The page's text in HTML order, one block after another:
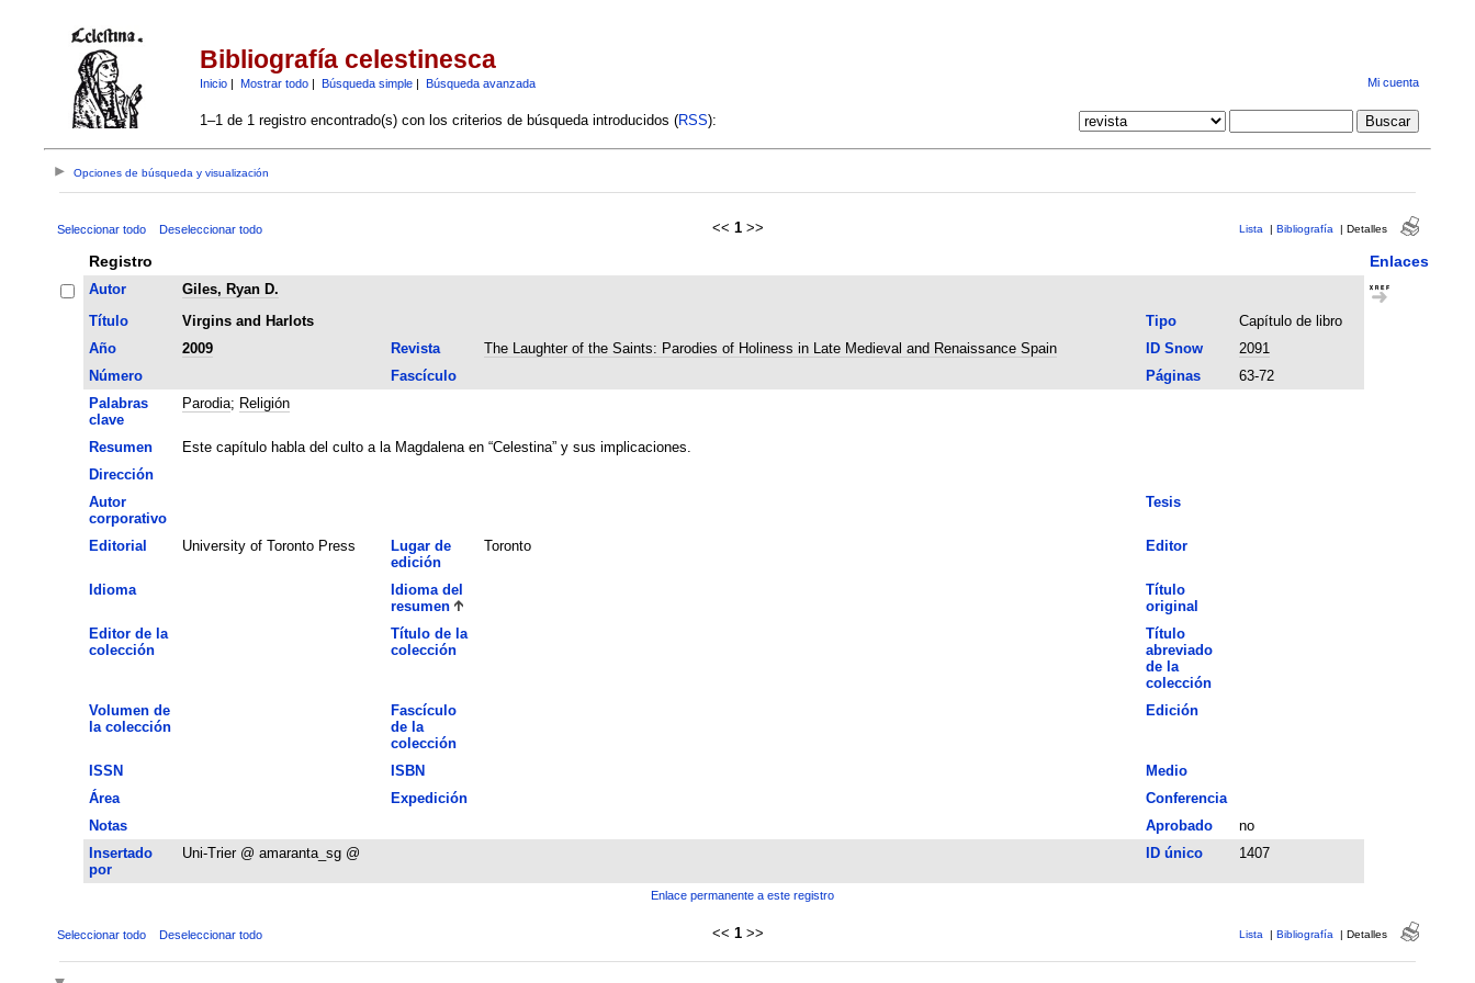
Bibliografía celestinesca
Inicio| Mostrar todo| Búsqueda simple| Búsqueda avanzada Mi cuenta
1–1 de 1 registro encontrado(s) con los criterios de búsqueda introducidos (RSS):
Opciones de búsqueda y visualización
Seleccionar todo Deseleccionar todo << 1 >> Lista | Bibliografía | Detalles
Registro Enlaces
Autor
Giles, Ryan D.
Título
Virgins and Harlots Tipo
Capítulo de libro
Año
2009 Revista The Laughter of the Saints: Parodies of Holiness in Late Medieval and Renaissance Spain ID Snow
2091
Número
Fascículo Páginas
63-72
Palabras
clave
Parodia; Religión
Resumen
Este capítulo habla del culto a la Magdalena en “Celestina” y sus implicaciones.
Dirección
Autor
corporativo
Tesis
Editorial University of Toronto Press
Lugar de
edición
Toronto Editor
Idioma
Idioma del
resumen
Título
original
Editor de la
colección
Título de la
colección
Título
abreviado
de la
colección
Volumen de
la colección
Fascículo
de la
colección
Edición
ISSN ISBN
Medio
Área
Expedición
Conferencia
Notas
Aprobado
no
Insertado
por
Uni-Trier @ amaranta_sg @ ID único 1407
Enlace permanente a este registro
Seleccionar todo Deseleccionar todo << 1 >> Lista | Bibliografía | Detalles